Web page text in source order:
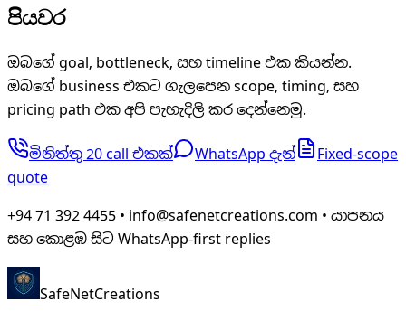
පියවර
ඔබගේ goal, bottleneck, සහ timeline එක කියන්න.
ඔබගේ business එකට ගැලපෙන scope, timing, සහ
pricing path එක අපි පැහැදිලි කර දෙන්නෙමු.
මිනිත්තු 20 call එකක් WhatsApp දැන්
Fixed-scope
quote
+94 71 392 4455 • info@safenetcreations.com • යාපනය
සහ කොළඹ සිට WhatsApp-first replies
SafeNetCreations